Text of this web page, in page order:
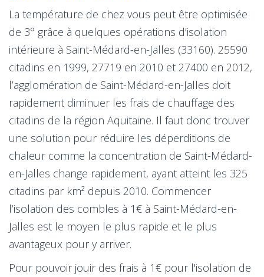
La température de chez vous peut être optimisée
de 3° grâce à quelques opérations d’isolation
intérieure à Saint-Médard-en-Jalles (33160). 25590
citadins en 1999, 27719 en 2010 et 27400 en 2012,
l’agglomération de Saint-Médard-en-Jalles doit
rapidement diminuer les frais de chauffage des
citadins de la région Aquitaine. Il faut donc trouver
une solution pour réduire les déperditions de
chaleur comme la concentration de Saint-Médard-
en-Jalles change rapidement, ayant atteint les 325
citadins par km² depuis 2010. Commencer
l’isolation des combles à 1€ à Saint-Médard-en-
Jalles est le moyen le plus rapide et le plus
avantageux pour y arriver.
Pour pouvoir jouir des frais à 1€ pour l'isolation de